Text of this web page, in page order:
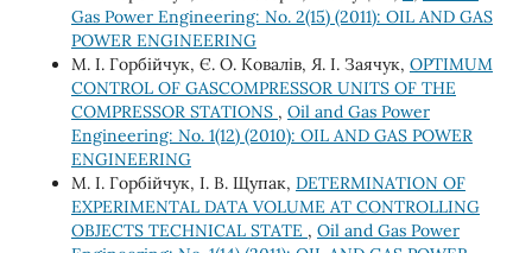
Gas Power Engineering: No. 2(15) (2011): OIL AND GAS
POWER ENGINEERING
М. І. Горбійчук, Є. О. Ковалів, Я. І. Заячук, OPTIMUM
CONTROL OF GASCOMPRESSOR UNITS OF THE
COMPRESSOR STATIONS , Oil and Gas Power
Engineering: No. 1(12) (2010): OIL AND GAS POWER
ENGINEERING
М. І. Горбійчук, І. В. Щупак, DETERMINATION OF
EXPERIMENTAL DATA VOLUME AT CONTROLLING
OBJECTS TECHNICAL STATE , Oil and Gas Power